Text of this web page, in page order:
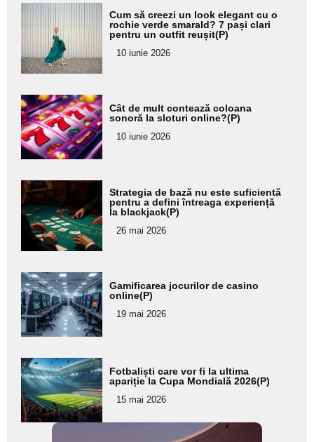
Adaugă
aici textul
pentru
subtitlu
Cum să creezi un look elegant cu o
rochie verde smarald? 7 pași clari
pentru un outfit reușit(P)
10 iunie 2026
Adaugă
aici textul
pentru
subtitlu
Cât de mult contează coloana
sonoră la sloturi online?(P)
10 iunie 2026
Adaugă
aici textul
pentru
subtitlu
Strategia de bază nu este suficientă
pentru a defini întreaga experiență
la blackjack(P)
26 mai 2026
Adaugă
aici textul
pentru
subtitlu
Gamificarea jocurilor de casino
online(P)
19 mai 2026
Adaugă
aici textul
pentru
subtitlu
Fotbaliști care vor fi la ultima
apariție la Cupa Mondială 2026(P)
15 mai 2026